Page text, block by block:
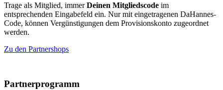
Trage als Mitglied, immerDeinen Mitgliedscode im
entsprechenden Eingabefeld ein. Nur mit eingetragenen DaHannes-
Code, können Vergünstigungen dem Provisionskonto zugeordnet
werden.
Zu den Partnershops
Partnerprogramm